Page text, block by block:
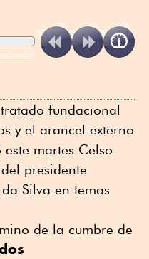
fundacional
y el arancel externo
martes Celso
presidente
Silva en temas
de la cumbre de